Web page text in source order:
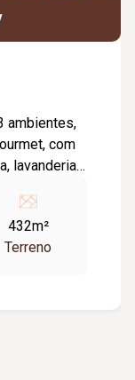
ambientes,
com
lavanderia,
432m²
Terreno